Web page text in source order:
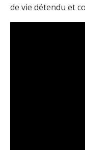
de vie détendu et